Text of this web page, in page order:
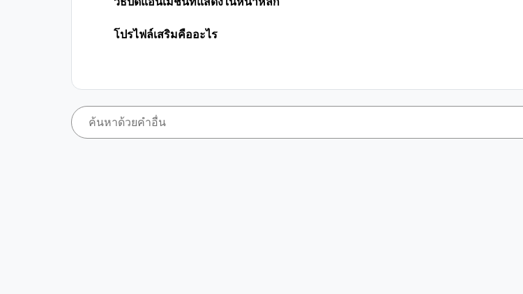
โปรไฟล์เสริมคืออะไร